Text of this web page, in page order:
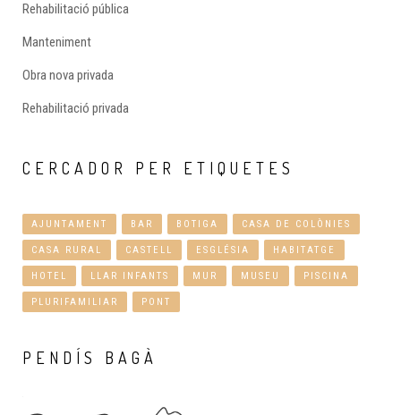
Rehabilitació pública
Manteniment
Obra nova privada
Rehabilitació privada
CERCADOR PER ETIQUETES
AJUNTAMENT BAR BOTIGA CASA DE COLÒNIES
CASA RURAL CASTELL ESGLÉSIA HABITATGE
HOTEL LLAR INFANTS MUR MUSEU PISCINA
PLURIFAMILIAR PONT
PENDÍS BAGÀ